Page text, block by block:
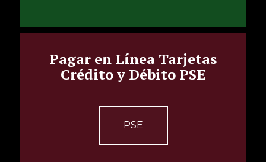
Pagar en Línea Tarjetas
Crédito y Débito PSE
PSE